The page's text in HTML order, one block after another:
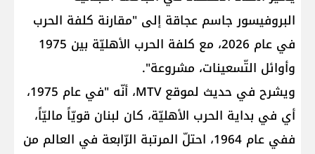
البروفيسور جاسم عجاقة إلى "مقارنة كلفة الحرب
في عام 2026، مع كلفة الحرب الأهليّة بين 1975
وأوائل التّسعينات، مشروعة".
ويشرح في حديث لموقع MTV، أنّه "في عام 1975،
أي في بداية الحرب الأهليّة، كان لبنان قويّاً ماليّاً،
ففي عام 1964، احتلّ المرتبة الرّابعة في العالم من